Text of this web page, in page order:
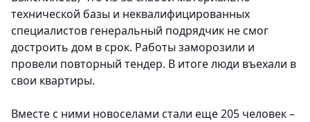
технической базы и неквалифицированных
специалистов генеральный подрядчик не смог
достроить дом в срок. Работы заморозили и
провели повторный тендер. В итоге люди въехали в
свои квартиры.
Вместе с ними новоселами стали еще 205 человек –